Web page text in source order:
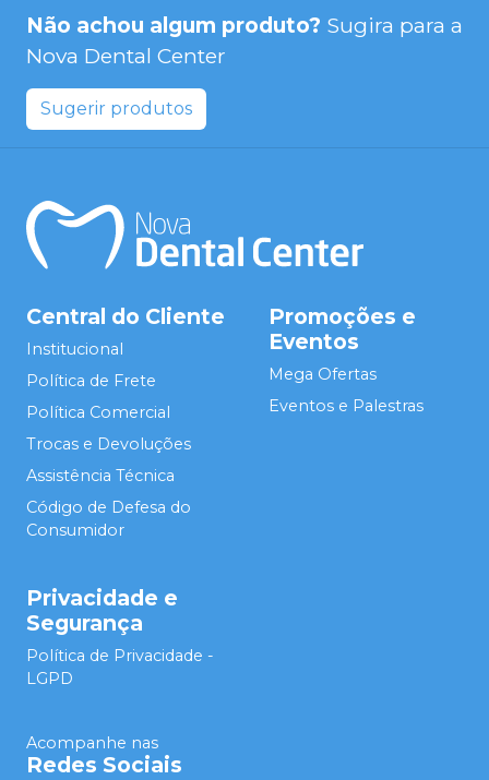
Não achou algum produto? Sugira para a
Nova Dental Center
Sugerir produtos
Central do Cliente
Institucional
Política de Frete
Política Comercial
Trocas e Devoluções
Assistência Técnica
Código de Defesa do
Consumidor
Promoções e
Eventos
Mega Ofertas
Eventos e Palestras
Privacidade e
Segurança
Política de Privacidade -
LGPD
Acompanhe nas
Redes Sociais